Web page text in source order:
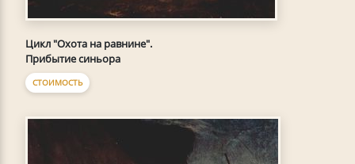
Цикл "Охота на равнине".
Прибытие синьора
СТОИМОСТЬ